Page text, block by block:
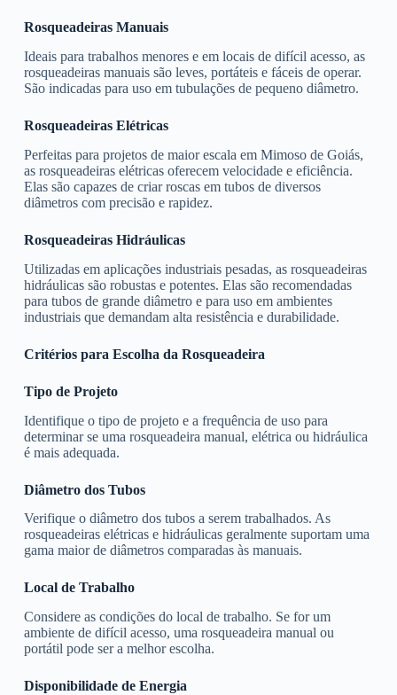
Rosqueadeiras Manuais
Ideais para trabalhos menores e em locais de difícil acesso, as
rosqueadeiras manuais são leves, portáteis e fáceis de operar.
São indicadas para uso em tubulações de pequeno diâmetro.
Rosqueadeiras Elétricas
Perfeitas para projetos de maior escala em Mimoso de Goiás,
as rosqueadeiras elétricas oferecem velocidade e eficiência.
Elas são capazes de criar roscas em tubos de diversos
diâmetros com precisão e rapidez.
Rosqueadeiras Hidráulicas
Utilizadas em aplicações industriais pesadas, as rosqueadeiras
hidráulicas são robustas e potentes. Elas são recomendadas
para tubos de grande diâmetro e para uso em ambientes
industriais que demandam alta resistência e durabilidade.
Critérios para Escolha da Rosqueadeira
Tipo de Projeto
Identifique o tipo de projeto e a frequência de uso para
determinar se uma rosqueadeira manual, elétrica ou hidráulica
é mais adequada.
Diâmetro dos Tubos
Verifique o diâmetro dos tubos a serem trabalhados. As
rosqueadeiras elétricas e hidráulicas geralmente suportam uma
gama maior de diâmetros comparadas às manuais.
Local de Trabalho
Considere as condições do local de trabalho. Se for um
ambiente de difícil acesso, uma rosqueadeira manual ou
portátil pode ser a melhor escolha.
Disponibilidade de Energia